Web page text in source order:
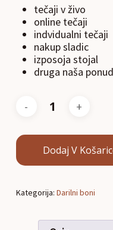
tečaji v živo
online tečaji
indvidualni tečaji
nakup sladic
izposoja stojal
druga naša
Dodaj V
Kategorija: Darilni boni